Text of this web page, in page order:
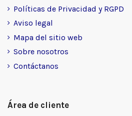
Políticas de Privacidad y RGPD
Aviso legal
Mapa del sitio web
Sobre nosotros
Contáctanos
Área de cliente